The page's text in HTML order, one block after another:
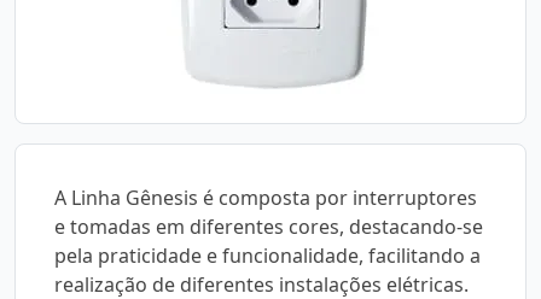
A Linha Gênesis é composta por interruptores
e tomadas em diferentes cores, destacando-se
pela praticidade e funcionalidade, facilitando a
realização de diferentes instalações elétricas.